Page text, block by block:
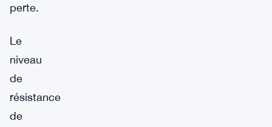
perte.
Le
niveau
de
résistance
de